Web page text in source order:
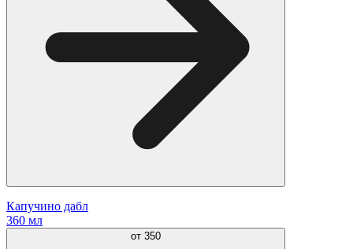
Капучино дабл
360 мл
от 350